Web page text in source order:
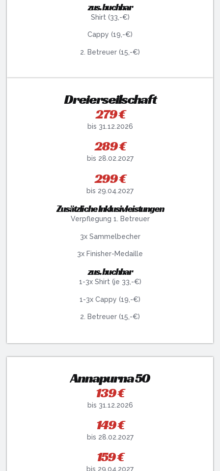
zus. buchbar
Shirt (33,-€)
Cappy (19,-€)
2. Betreuer (15,-€)
Dreierseilschaft
279 €
bis 31.12.2026
289 €
bis 28.02.2027
299 €
bis 29.04.2027
Zusätzliche Inklusivleistungen
Verpflegung 1. Betreuer
3x Sammelbecher
3x Finisher-Medaille
zus. buchbar
1-3x Shirt (je 33,-€)
1-3x Cappy (19,-€)
2. Betreuer (15,-€)
Annapurna 50
139 €
bis 31.12.2026
149 €
bis 28.02.2027
159 €
bis 29.04.2027